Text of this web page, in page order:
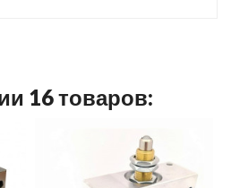
16 товаров: